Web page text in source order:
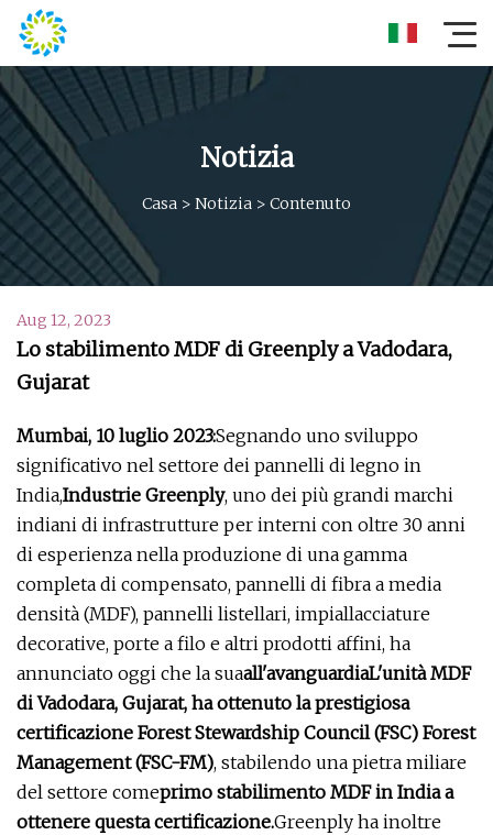
Notizia
Casa > Notizia > Contenuto
Aug 12, 2023
Lo stabilimento MDF di Greenply a Vadodara,
Gujarat
Mumbai, 10 luglio 2023:Segnando uno sviluppo
significativo nel settore dei pannelli di legno in
India,Industrie Greenply, uno dei più grandi marchi
indiani di infrastrutture per interni con oltre 30 anni
di esperienza nella produzione di una gamma
completa di compensato, pannelli di fibra a media
densità (MDF), pannelli listellari, impiallacciature
decorative, porte a filo e altri prodotti affini, ha
annunciato oggi che la suaall'avanguardiaL'unità MDF
di Vadodara, Gujarat, ha ottenuto la prestigiosa
certificazione Forest Stewardship Council (FSC) Forest
Management (FSC-FM), stabilendo una pietra miliare
del settore comeprimo stabilimento MDF in India a
ottenere questa certificazione.Greenply ha inoltre